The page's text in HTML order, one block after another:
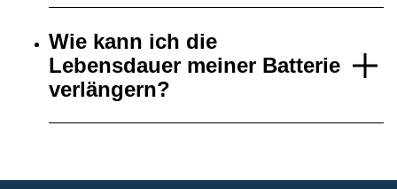
Wie kann ich die
Lebensdauer meiner Batterie
verlängern?